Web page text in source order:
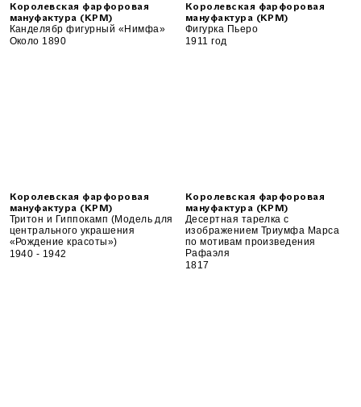
Королевская фарфоровая
мануфактура (KPM)
Канделябр фигурный «Нимфа»
Около 1890
Королевская фарфоровая
мануфактура (KPM)
Фигурка Пьеро
1911 год
Королевская фарфоровая
мануфактура (KPM)
Тритон и Гиппокамп (Модель для
центрального украшения
«Рождение красоты»)
1940 - 1942
Королевская фарфоровая
мануфактура (KPM)
Десертная тарелка с
изображением Триумфа Марса
по мотивам произведения
Рафаэля
1817